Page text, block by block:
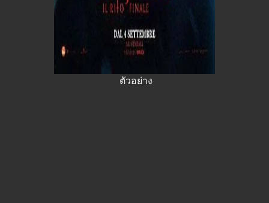
ตัวอย่าง